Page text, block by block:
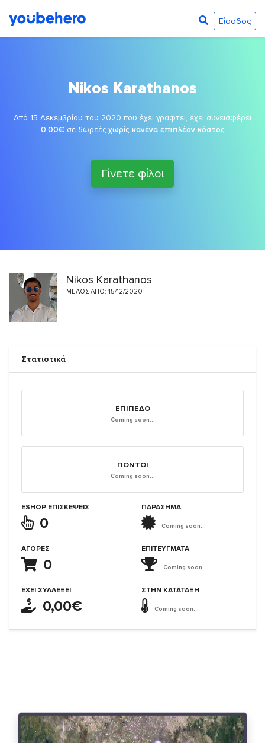
Είσοδος
Nikos Karathanos
Από 15 Δεκεμβρίου του 2020 που έχει γραφτεί, έχει συνεισφέρει
0,00€ σε δωρεές χωρίς κανένα επιπλέον κόστος
Γίνετε φίλοι
Nikos Karathanos
ΜΈΛΟΣ ΑΠΌ: 15/12/2020
Στατιστικά
ΕΠΊΠΕΔΟ
Coming soon...
ΠΌΝΤΟΙ
Coming soon...
ESHOP ΕΠΙΣΚΈΨΕΙΣ
0
ΑΓΟΡΈΣ
0
ΈΧΕΙ ΣΥΛΛΈΞΕΙ
0,00€
ΠΑΡΑΣΗΜΑ
Coming soon...
ΕΠΙΤΕΎΓΜΑΤΑ
Coming soon...
ΣΤΗΝ ΚΑΤΆΤΑΞΗ
Coming soon...